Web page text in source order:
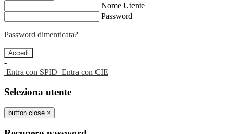
Nome Utente
Password
Password dimenticata?
-
Entra con SPID Entra con CIE
Seleziona utente
button close ×